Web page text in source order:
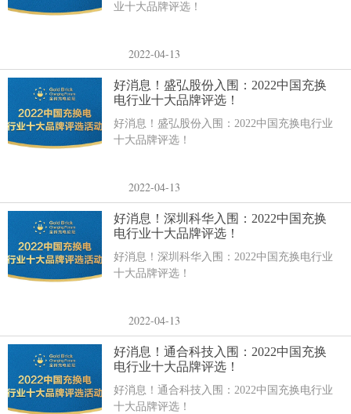
业十大品牌评选！
2022-04-13
好消息！盛弘股份入围：2022中国充换
电行业十大品牌评选！
好消息！盛弘股份入围：2022中国充换电行业
十大品牌评选！
2022-04-13
好消息！深圳科华入围：2022中国充换
电行业十大品牌评选！
好消息！深圳科华入围：2022中国充换电行业
十大品牌评选！
2022-04-13
好消息！通合科技入围：2022中国充换
电行业十大品牌评选！
好消息！通合科技入围：2022中国充换电行业
十大品牌评选！